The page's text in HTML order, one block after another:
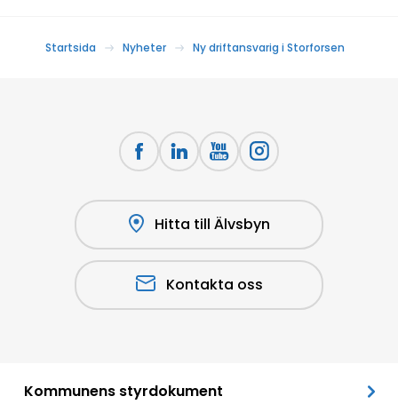
Startsida Nyheter Ny driftansvarig i Storforsen
Hitta till Älvsbyn
Kontakta oss
Kommunens styrdokument